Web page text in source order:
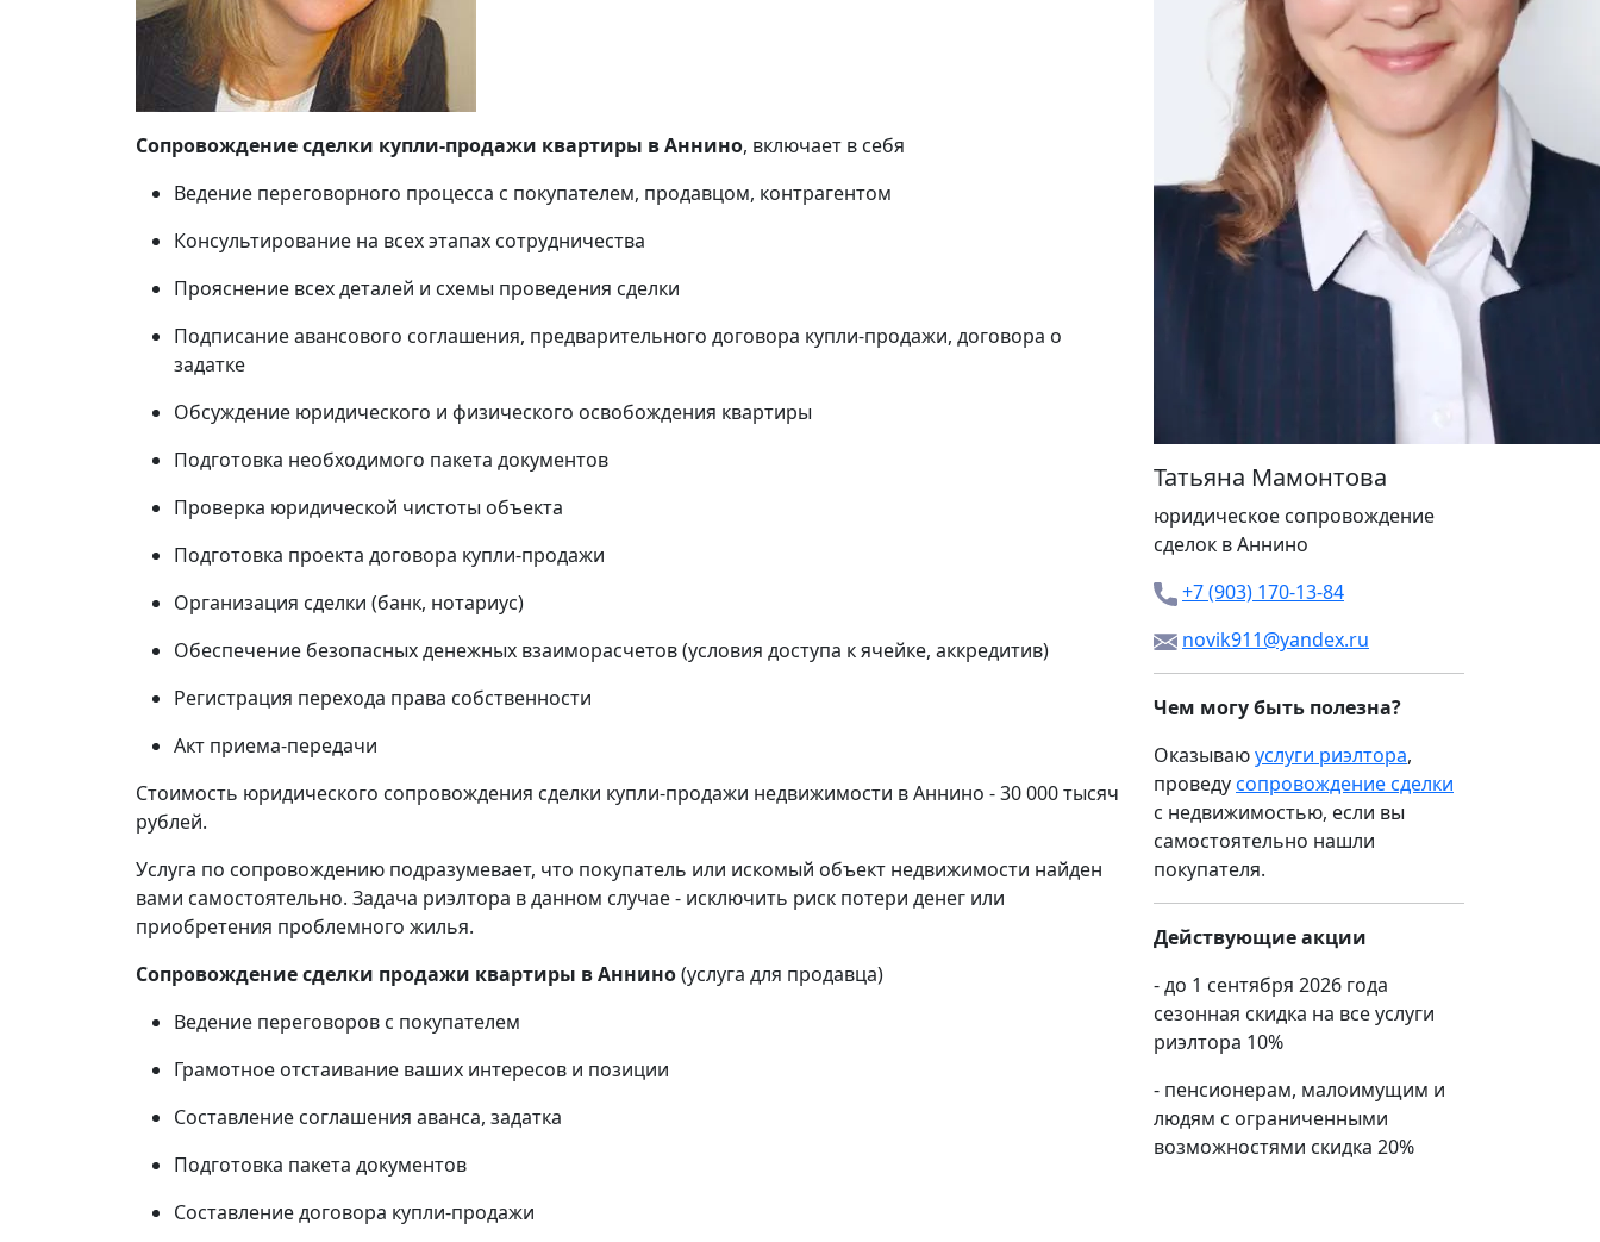
Сопровождение сделки купли-продажи квартиры в Аннино, включает в себя
Ведение переговорного процесса с покупателем, продавцом, контрагентом
Консультирование на всех этапах сотрудничества
Прояснение всех деталей и схемы проведения сделки
Подписание авансового соглашения, предварительного договора купли-продажи, договора о
задатке
Обсуждение юридического и физического освобождения квартиры
Подготовка необходимого пакета документов
Проверка юридической чистоты объекта
Подготовка проекта договора купли-продажи
Организация сделки (банк, нотариус)
Обеспечение безопасных денежных взаиморасчетов (условия доступа к ячейке, аккредитив)
Регистрация перехода права собственности
Акт приема-передачи
Стоимость юридического сопровождения сделки купли-продажи недвижимости в Аннино - 30 000 тысяч
рублей.
Услуга по сопровождению подразумевает, что покупатель или искомый объект недвижимости найден
вами самостоятельно. Задача риэлтора в данном случае - исключить риск потери денег или
приобретения проблемного жилья.
Сопровождение сделки продажи квартиры вАннино(услуга для продавца)
Ведение переговоров с покупателем
Грамотное отстаивание ваших интересов и позиции
Составление соглашения аванса, задатка
Подготовка пакета документов
Составление договора купли-продажи
Татьяна Мамонтова
юридическое сопровождение
сделок в Аннино
+7 (903) 170-13-84
novik911@yandex.ru
Чем могу быть полезна?
Оказываюуслуги риэлтора,
проведусопровождение сделки
с недвижимостью, если вы
самостоятельно нашли
покупателя.
Действующие акции
- до 1 сентября 2026 года
сезонная скидка на все услуги
риэлтора 10%
- пенсионерам, малоимущим и
людям с ограниченными
возможностями скидка 20%